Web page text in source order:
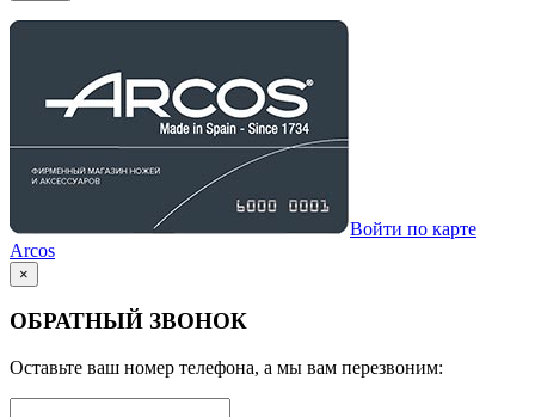
Войти по карте
Arcos
×
ОБРАТНЫЙ ЗВОНОК
Оставьте ваш номер телефона, а мы вам перезвоним: